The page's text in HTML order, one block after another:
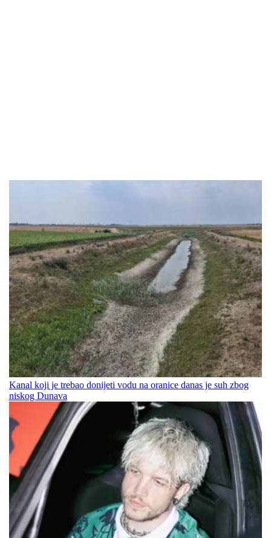
Kanal koji je trebao donijeti vodu na oranice danas je suh zbog
niskog Dunava